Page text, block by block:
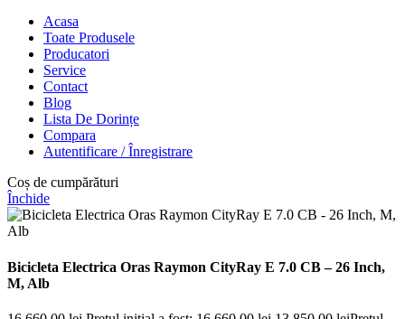
Acasa
Toate Produsele
Producatori
Service
Contact
Blog
Lista De Dorințe
Compara
Autentificare / Înregistrare
Coș de cumpărături
Închide
Bicicleta Electrica Oras Raymon CityRay E 7.0 CB – 26 Inch,
M, Alb